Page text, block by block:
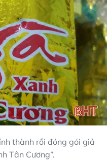
thành rồi đóng gói giả
Tân Cương”.